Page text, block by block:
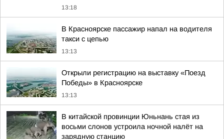
13:18
В Красноярске пассажир напал на водителя
такси с цепью
13:13
Открыли регистрацию на выставку «Поезд
Победы» в Красноярске
13:13
В китайской провинции Юньнань стая из
восьми слонов устроила ночной налёт на
зарядную станцию